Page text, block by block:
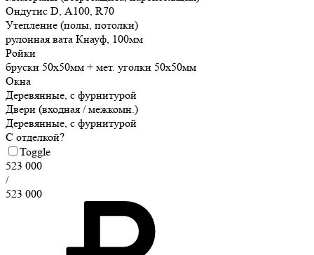
Ондутис D, А100, R70
Утепление (полы, потолки)
рулонная вата Кнауф, 100мм
Ройки
бруски 50х50мм + мет. уголки 50х50мм
Окна
Деревянные, с фурнитурой
Двери (входная / межкомн.)
Деревянные, с фурнитурой
С отделкой?
Toggle
523 000
/
523 000